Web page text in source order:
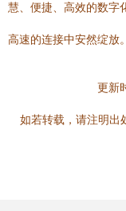
慧、便捷、高效的数字
高速的连接中安然绽放。
更新
如若转载，请注明出